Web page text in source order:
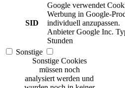
SID
Google verwendet
Werbung in Google-
individuell anzupassen.
Anbieter Google Inc.
Stunden
Sonstige
Sonstige Cookies
müssen noch
analysiert werden und